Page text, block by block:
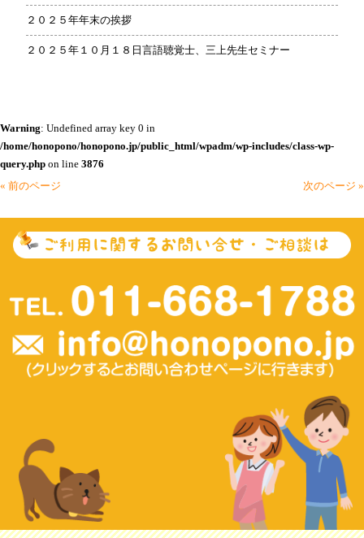
２０２５年年末の挨拶
２０２５年１０月１８日言語聴覚士、三上先生セミナー
Warning: Undefined array key 0 in
/home/honopono/honopono.jp/public_html/wpadm/wp-includes/class-wp-
query.php on line 3876
« 前のページ
次のページ »